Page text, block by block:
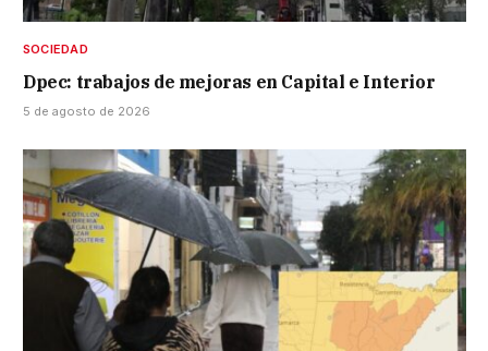
SOCIEDAD
Dpec: trabajos de mejoras en Capital e Interior
5 de agosto de 2026